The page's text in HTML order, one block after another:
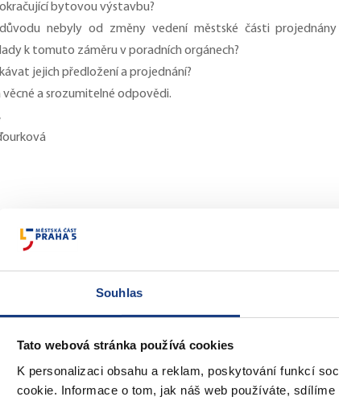
Souhlas
Tato webová stránka používá cookies
K personalizaci obsahu a reklam, poskytování funkcí
cookie. Informace o tom, jak náš web používáte,
bytovou výstavbu?
nebyly od změny vedení městské části projednány
k tomuto záměru v poradních orgánech?
jejich předložení a projednání?
věcné a srozumitelné odpovědi.